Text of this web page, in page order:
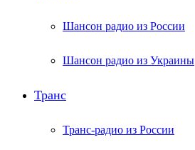
Шансон радио из России
Шансон радио из Украины
Транс
Транс-радио из России